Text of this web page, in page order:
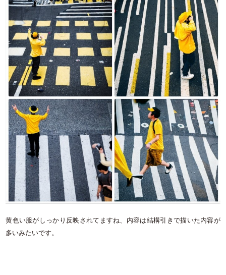
黄色い服がしっかり反映されてますね、内容は結構引きで描いた内容が
多いみたいです。